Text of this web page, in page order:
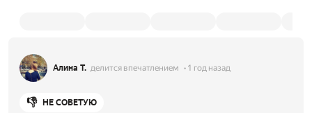
Алина Т. делится впечатлением 1 год назад
👎 НЕ СОВЕТУЮ